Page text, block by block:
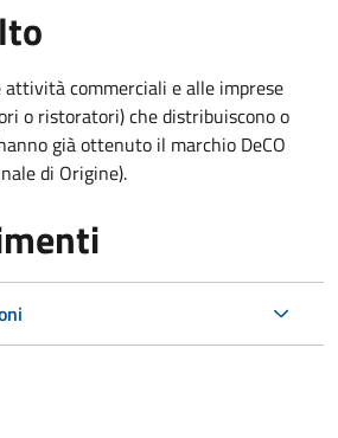
commerciali e alle imprese
o ristoratori) che distribuiscono o
già ottenuto il marchio DeCO
di Origine).